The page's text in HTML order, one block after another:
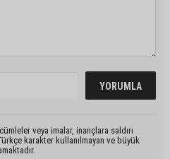
veya imalar, inançlara saldırı
karakter kullanılmayan ve büyük